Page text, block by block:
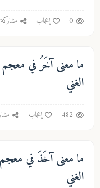
0 إعجاب مشاركة
ما معنىآخَرُفي معجم
الغني
482 إعجاب مشاركة
ما معنىآخَذَفي معجم
الغني